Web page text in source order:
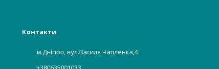
Контакти
м.Дніпро, вул.Василя Чапленка,4